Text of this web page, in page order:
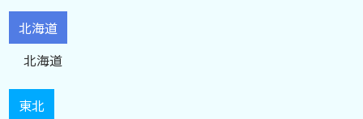
北海道
北海道
東北